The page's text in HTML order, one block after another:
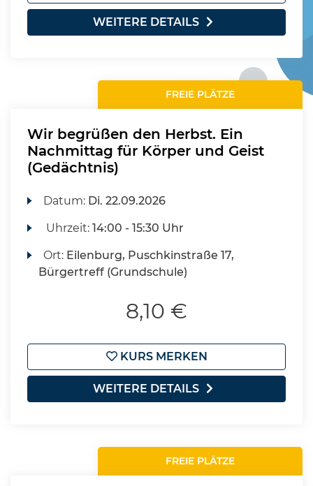
WEITERE DETAILS
FREIE PLÄTZE
Wir begrüßen den Herbst. Ein
Nachmittag für Körper und Geist
(Gedächtnis)
Datum: Di. 22.09.2026
Uhrzeit:14:00 - 15:30 Uhr
Ort: Eilenburg, Puschkinstraße 17,
Bürgertreff (Grundschule)
8,10 €
KURS MERKEN
WEITERE DETAILS
FREIE PLÄTZE